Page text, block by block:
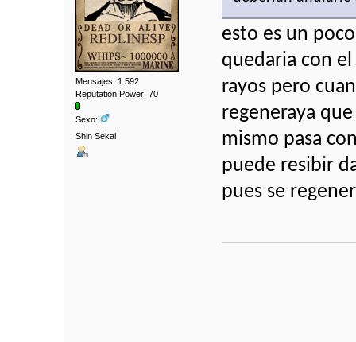
Mensajes: 1.592
Reputation Power: 70
Sexo:
Shin Sekai
esto es un
quedaria con
rayos pero
regeneraya
mismo pasa
puede resibir
pues se